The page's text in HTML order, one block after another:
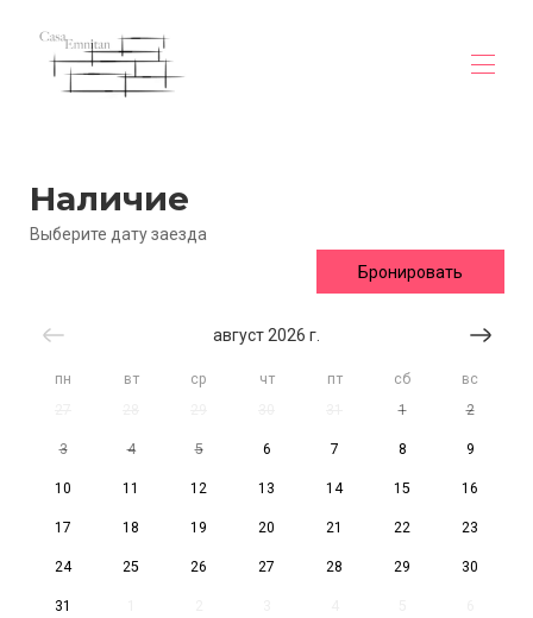
Наличие
вилла-вью-мер-бегур
вилла-вью-мер-бегур (2)
Наличие
Выберите дату заезда
Бронировать
август 2026 г.
пн вт ср чт пт сб
вс
1 2
3 4 5 6 7 8 9
10 11 12 13 14 15 16
17 18 19 20 21 22 23
24 25 26 27 28 29 30
31